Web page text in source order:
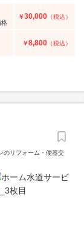
格
￥30,000 （税込）
￥8,800 （税込）
のリフォーム・便器交